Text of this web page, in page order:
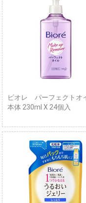
ビオレ パーフェクトオ
本体 230ml X 24個入